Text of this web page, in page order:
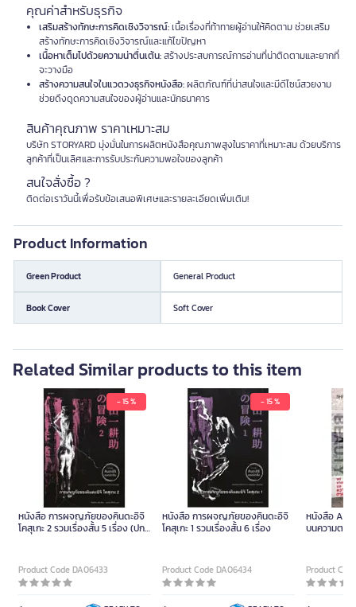
คุณค่าสำหรับธุรกิจ
เสริมสร้างทักษะการคิดเชิงวิจารณ์:เนื้อเรื่องที่ท้าทายผู้อ่านให้คิดตาม ช่วยเสริม
สร้างทักษะการคิดเชิงวิจารณ์และแก้ไขปัญหา
เนื้อหาเต็มไปด้วยความน่าตื่นเต้น:สร้างประสบการณ์การอ่านที่น่าติดตามและยากที่
จะวางมือ
สร้างความสนใจในแวดวงธุรกิจหนังสือ:ผลิตภัณฑ์ที่น่าสนใจและมีดีไซน์สวยงาม
ช่วยดึงดูดความสนใจของผู้อ่านและนักธนาคาร
สินค้าคุณภาพ ราคาเหมาะสม
บริษัท STORYARD มุ่งมั่นในการผลิตหนังสือคุณภาพสูงในราคาที่เหมาะสม ด้วยบริการ
ลูกค้าที่เป็นเลิศและการรับประกันความพอใจของลูกค้า
สนใจสั่งซื้อ ?
ติดต่อเราวันนี้เพื่อรับข้อเสนอพิเศษและรายละเอียดเพิ่มเติม!
Product Information
Green Product General Product
Book Cover Soft Cover
Related Similar products to this item
- 15 %
หนังสือ การผจญภัยของคินดะอิจิ
โคสุเกะ 2 รวมเรื่องสั้น 5 เรื่อง (ปก
Product Code DA06433
- 15 %
หนังสือ การผจญภัยของคินดะอิจิ
โคสุเกะ 1 รวมเรื่องสั้น 6 เรื่อง
Product Code DA06434
หนังสือ A
บนความตาย
Product